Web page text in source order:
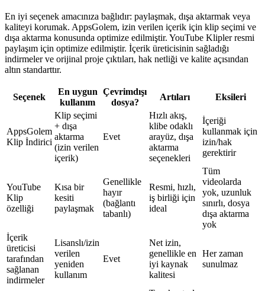
En iyi seçenek amacınıza bağlıdır: paylaşmak, dışa aktarmak veya
kaliteyi korumak. AppsGolem, izin verilen içerik için klip seçimi ve
dışa aktarma konusunda optimize edilmiştir. YouTube Klipler resmi
paylaşım için optimize edilmiştir. İçerik üreticisinin sağladığı
indirmeler ve orijinal proje çıktıları, hak netliği ve kalite açısından
altın standarttır.
Seçenek
En uygun
kullanım
Çevrimdışı
dosya?
Artıları Eksileri
AppsGolem
Klip İndirici
Klip seçimi
+ dışa
aktarma
(izin verilen
içerik)
Evet
Hızlı akış,
klibe odaklı
arayüz, dışa
aktarma
seçenekleri
İçeriği
kullanmak için
izin/hak
gerektirir
YouTube
Klip
özelliği
Kısa bir
kesiti
paylaşmak
Genellikle
hayır
(bağlantı
tabanlı)
Resmi, hızlı,
iş birliği için
ideal
Tüm
videolarda
yok, uzunluk
sınırlı, dosya
dışa aktarma
yok
İçerik
üreticisi
tarafından
sağlanan
indirmeler
Lisanslı/izin
verilen
yeniden
kullanım
Evet
Net izin,
genellikle en
iyi kaynak
kalitesi
Her zaman
sunulmaz